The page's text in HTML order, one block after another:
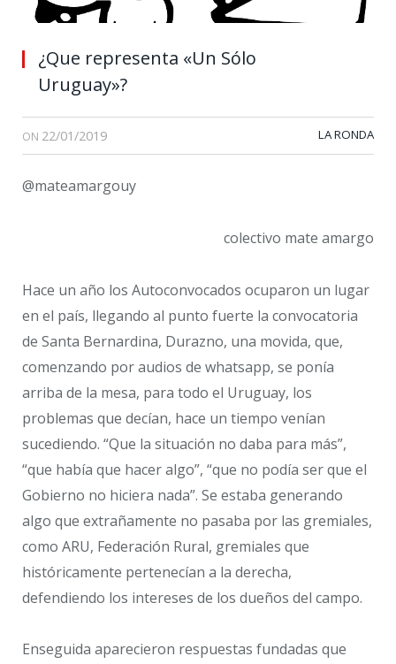
¿Que representa «Un Sólo
Uruguay»?
ON 22/01/2019 LA RONDA
@mateamargouy
colectivo mate amargo
Hace un año los Autoconvocados ocuparon un lugar
en el país, llegando al punto fuerte la convocatoria
de Santa Bernardina, Durazno, una movida, que,
comenzando por audios de whatsapp, se ponía
arriba de la mesa, para todo el Uruguay, los
problemas que decían, hace un tiempo venían
sucediendo. “Que la situación no daba para más”,
“que había que hacer algo”, “que no podía ser que el
Gobierno no hiciera nada”. Se estaba generando
algo que extrañamente no pasaba por las gremiales,
como ARU, Federación Rural, gremiales que
históricamente pertenecían a la derecha,
defendiendo los intereses de los dueños del campo.
Enseguida aparecieron respuestas fundadas que